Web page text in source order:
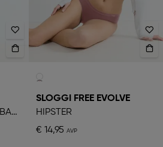
HEMD MET SPAGHETTIBANDJES
SLOGGI FREE EVOLVE
HIPSTER
€ 14,95